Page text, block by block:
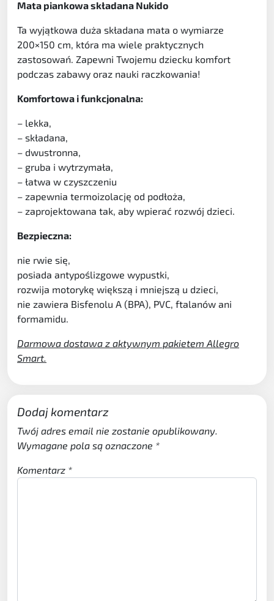
Mata piankowa składana Nukido
Ta wyjątkowa duża składana mata o wymiarze
200×150 cm, która ma wiele praktycznych
zastosowań. Zapewni Twojemu dziecku komfort
podczas zabawy oraz nauki raczkowania!
Komfortowa i funkcjonalna:
– lekka,
– składana,
– dwustronna,
– gruba i wytrzymała,
– łatwa w czyszczeniu
– zapewnia termoizolację od podłoża,
– zaprojektowana tak, aby wpierać rozwój dzieci.
Bezpieczna:
nie rwie się,
posiada antypoślizgowe wypustki,
rozwija motorykę większą i mniejszą u dzieci,
nie zawiera Bisfenolu A (BPA), PVC, ftalanów ani
formamidu.
Darmowa dostawa z aktywnym pakietem Allegro
Smart.
Dodaj komentarz
Twój adres email nie zostanie opublikowany.
Wymagane pola są oznaczone *
Komentarz *